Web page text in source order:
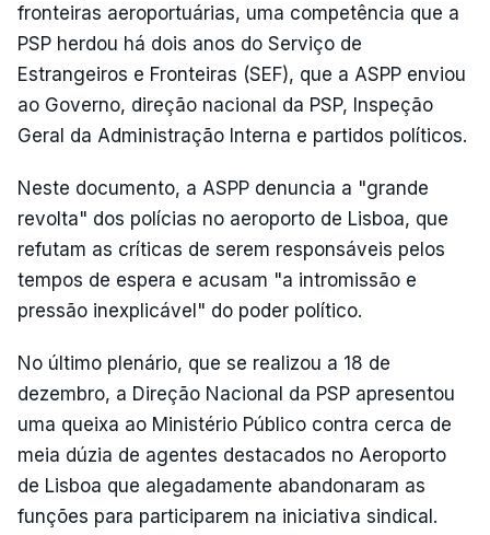
fronteiras aeroportuárias, uma competência que a
PSP herdou há dois anos do Serviço de
Estrangeiros e Fronteiras (SEF), que a ASPP enviou
ao Governo, direção nacional da PSP, Inspeção
Geral da Administração Interna e partidos políticos.
Neste documento, a ASPP denuncia a "grande
revolta" dos polícias no aeroporto de Lisboa, que
refutam as críticas de serem responsáveis pelos
tempos de espera e acusam "a intromissão e
pressão inexplicável" do poder político.
No último plenário, que se realizou a 18 de
dezembro, a Direção Nacional da PSP apresentou
uma queixa ao Ministério Público contra cerca de
meia dúzia de agentes destacados no Aeroporto
de Lisboa que alegadamente abandonaram as
funções para participarem na iniciativa sindical.